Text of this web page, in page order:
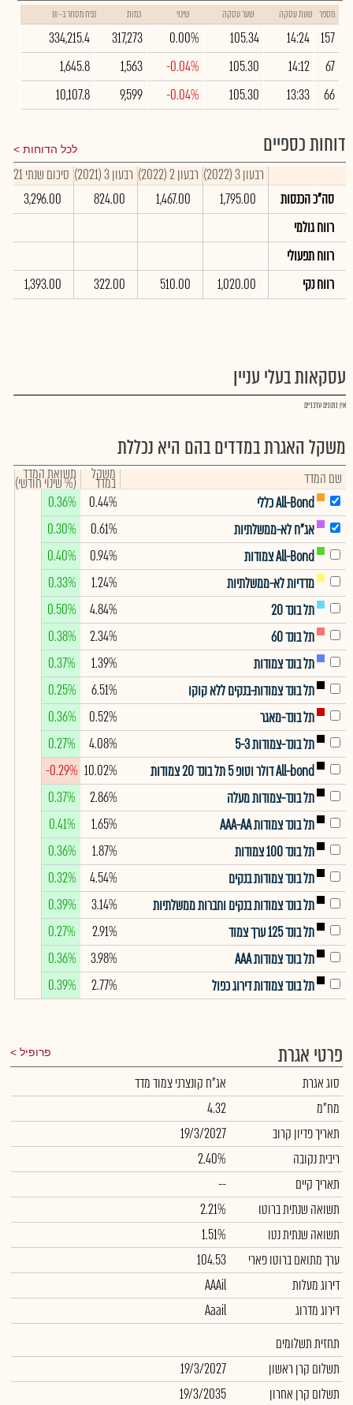
מספר שעת עסקה שער עסקה שינוי כמות נפח מסחר ב- ₪
157
14:24
105.34
0.00%
317,273
334,215.4
67
14:12
105.30
-0.04%
1,563
1,645.8
66
13:33
105.30
-0.04%
9,599
10,107.8
דוחות כספיים לכל הדוחות
רבעון 3 (2022) רבעון 2 (2022) רבעון 3 (2021)
סיכום שנתי 2021
סה"כ הכנסות
1,795.00
1,467.00
824.00
3,296.00
רווח גולמי
רווח תפעולי
רווח נקי
1,020.00
510.00
322.00
1,393.00
עסקאות בעלי עניין
אין נתונים עדכניים
משקל האגרת במדדים בהם היא נכללת
שם המדד משקל
במדד תשואת המדד
(% שינוי חודשי)
All-Bond כללי
0.44%
0.36%
אג"ח לא-ממשלתיות
0.61%
0.30%
All-Bond צמודות
0.94%
0.40%
מדדיות לא-ממשלתיות
1.24%
0.33%
תל בונד 20
4.84%
0.50%
תל בונד 60
2.34%
0.38%
תל בונד צמודות
1.39%
0.37%
תל בונד צמודות-בנקים ללא קוקו
6.51%
0.25%
תל בונד-מאגר
0.52%
0.36%
תל בונד-צמודות 5-3
4.08%
0.27%
All-bond דולר וטופ 5 תל בונד 20 צמודות
10.02%
-0.29%
תל בונד-צמודות מעלה
2.86%
0.37%
תל בונד צמודות AAA-AA
1.65%
0.41%
תל בונד 100 צמודות
1.87%
0.36%
תל בונד צמודות בנקים
4.54%
0.32%
תל בונד צמודות בנקים וחברות ממשלתיות
3.14%
0.39%
תל בונד 125 ערך צמוד
2.91%
0.27%
תל בונד צמודות AAA
3.98%
0.36%
תל בונד צמודות דירוג כפול
2.77%
0.39%
פרטי אגרת פרופיל
סוג אגרת
אג"ח קונצרני צמוד מדד
מח"מ
4.32
תאריך פדיון קרוב
19/3/2027
ריבית נקובה
2.40%
תאריך קיים
--
תשואה שנתית ברוטו
2.21%
תשואה שנתית נטו
1.51%
ערך מתואם ברוטו פארי
104.53
דירוג מעלות
AAAil
דירוג מדרוג
Aaail
תחזית תשלומים
תשלום קרן ראשון
19/3/2027
תשלום קרן אחרון
19/3/2035